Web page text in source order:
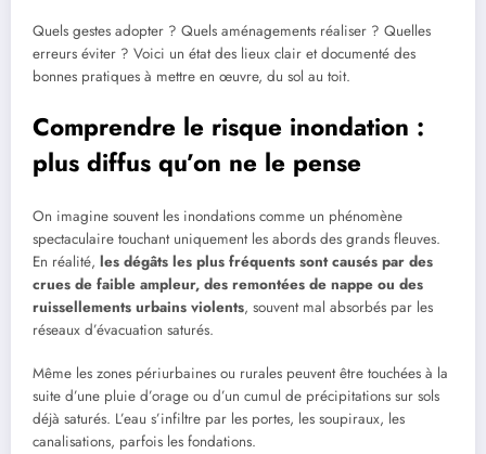
Quels gestes adopter ? Quels aménagements réaliser ? Quelles
erreurs éviter ? Voici un état des lieux clair et documenté des
bonnes pratiques à mettre en œuvre, du sol au toit.
Comprendre le risque inondation :
plus diffus qu’on ne le pense
On imagine souvent les inondations comme un phénomène
spectaculaire touchant uniquement les abords des grands fleuves.
En réalité, les dégâts les plus fréquents sont causés par des
crues de faible ampleur, des remontées de nappe ou des
ruissellements urbains violents, souvent mal absorbés par les
réseaux d’évacuation saturés.
Même les zones périurbaines ou rurales peuvent être touchées à la
suite d’une pluie d’orage ou d’un cumul de précipitations sur sols
déjà saturés. L’eau s’infiltre par les portes, les soupiraux, les
canalisations, parfois les fondations.